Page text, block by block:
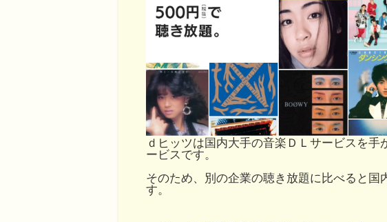
ｄヒッツは国内大手の音楽ＤＬサービスを
ービスです。
そのため、別の企業の聴き放題に比べると国
す。